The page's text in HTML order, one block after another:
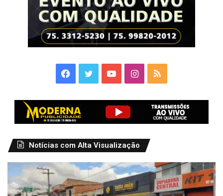
Facebook
TwitterYouTubeInstagram
RSS
Notícias com Alta Visualização